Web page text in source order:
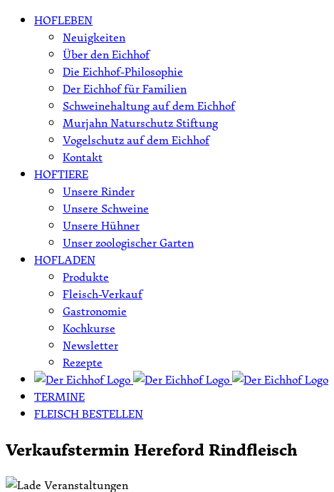
Skip HOFLEBEN
Neuigkeiten
Über den Eichhof
Die Eichhof-Philosophie
Der Eichhof für Familien
Schweinehaltung auf dem Eichhof
Murjahn Naturschutz Stiftung
Vogelschutz auf dem Eichhof
Kontakt
HOFTIERE
Unsere Rinder
Unsere Schweine
Unsere Hühner
Unser zoologischer Garten
HOFLADEN
Produkte
Fleisch-Verkauf
Gastronomie
Kochkurse
Newsletter
Rezepte
TERMINE
FLEISCH BESTELLEN
Verkaufstermin Hereford Rindfleisch